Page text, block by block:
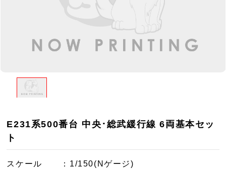
E231系500番台 中央･総武緩行線 6両基本セッ
ト
スケール
：1/150(Nゲージ)